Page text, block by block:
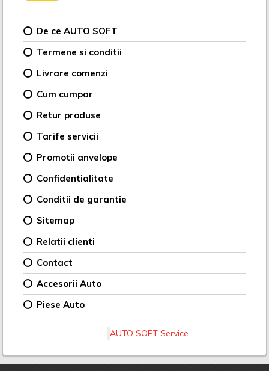
De ce AUTO SOFT
Termene si conditii
Livrare comenzi
Cum cumpar
Retur produse
Tarife servicii
Promotii anvelope
Confidentialitate
Conditii de garantie
Sitemap
Relatii clienti
Contact
Accesorii Auto
Piese Auto
AUTO SOFT Service